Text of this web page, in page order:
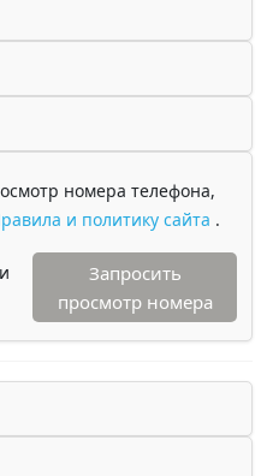
номера телефона,
и политику сайта .
Запросить
просмотр номера